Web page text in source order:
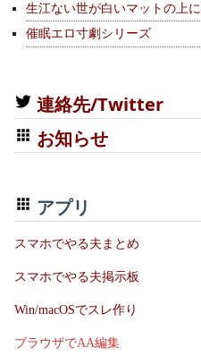
生江ない世が白いマットの上
催眠エロ寸劇シリーズ
連絡先/Twitter
お知らせ
アプリ
スマホでやる夫まとめ
スマホでやる夫掲示板
Win/macOSでスレ作り
ブラウザでAA編集